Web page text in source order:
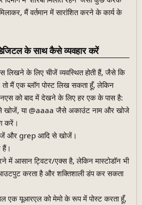
मैं वर्तमान में सारांशित करने के कार्य के
के साथ कैसे व्यवहार करें
लिखने के लिए चीजें व्यवस्थित होती हैं, जैसे कि
तो मैं एक ब्लॉग पोस्ट लिख सकता हूँ, लेकिन
को बाद में देखने के लिए हर एक के पास है:
खोजें, या @aaaa जैसे अकाउंट नाम और खोजे
करें।
और grep आदि से खोजें।
हैं।
में आसान ट्विटर/एक्स है, लेकिन मास्टोडॉन भी
करता है और शक्तिशाली डंप कर सकता
एक यूआरएल को मेमो के रूप में पोस्ट करता हूँ,